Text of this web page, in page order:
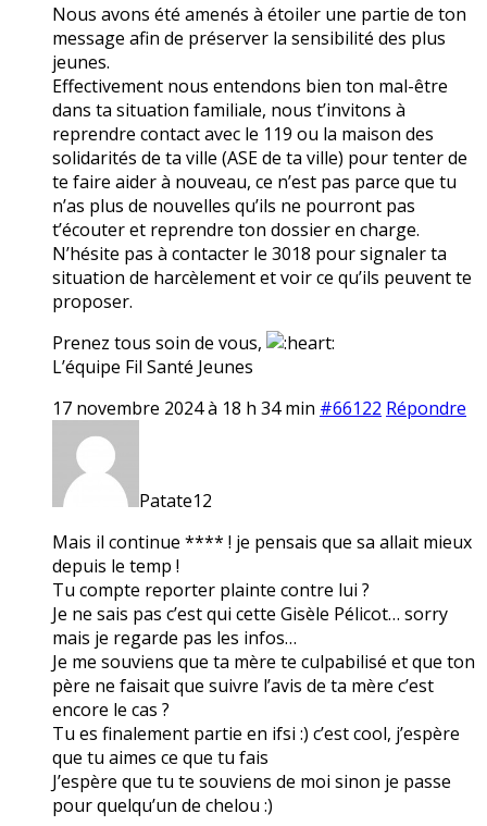
Nous avons été amenés à étoiler une partie de ton
message afin de préserver la sensibilité des plus
jeunes.
Effectivement nous entendons bien ton mal-être
dans ta situation familiale, nous t’invitons à
reprendre contact avec le 119 ou la maison des
solidarités de ta ville (ASE de ta ville) pour tenter de
te faire aider à nouveau, ce n’est pas parce que tu
n’as plus de nouvelles qu’ils ne pourront pas
t’écouter et reprendre ton dossier en charge.
N’hésite pas à contacter le 3018 pour signaler ta
situation de harcèlement et voir ce qu’ils peuvent te
proposer.
Prenez tous soin de vous,
L’équipe Fil Santé Jeunes
17 novembre 2024 à 18 h 34 min #66122 Répondre
Patate12
Mais il continue **** ! je pensais que sa allait mieux
depuis le temp !
Tu compte reporter plainte contre lui ?
Je ne sais pas c’est qui cette Gisèle Pélicot… sorry
mais je regarde pas les infos…
Je me souviens que ta mère te culpabilisé et que ton
père ne faisait que suivre l’avis de ta mère c’est
encore le cas ?
Tu es finalement partie en ifsi :) c’est cool, j’espère
que tu aimes ce que tu fais
J’espère que tu te souviens de moi sinon je passe
pour quelqu’un de chelou :)